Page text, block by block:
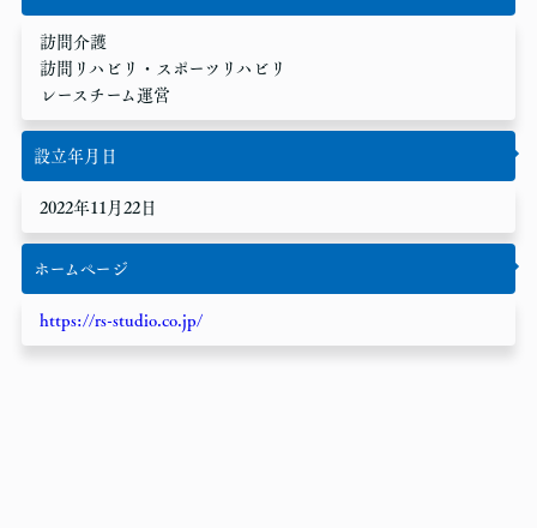
訪問介護
訪問リハビリ・スポーツリハビリ
レースチーム運営
設立年月日
2022年11月22日
ホームページ
https://rs-studio.co.jp/